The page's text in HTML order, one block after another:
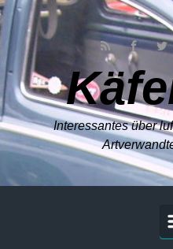
Zum Hauptinhalt springen
Interessantes über